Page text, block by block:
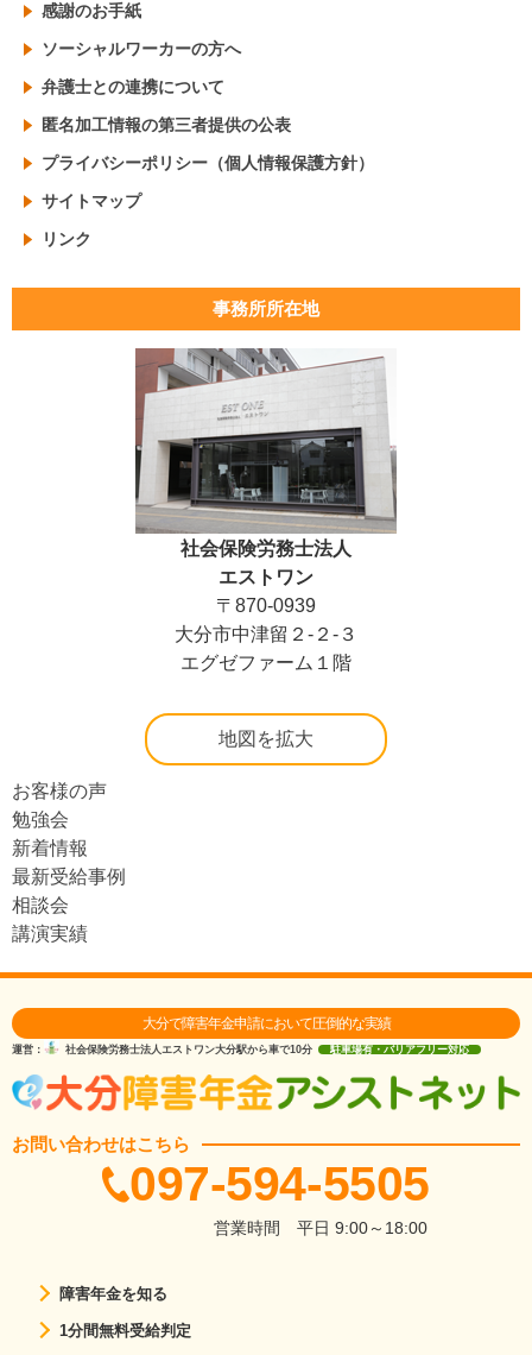
感謝のお手紙
ソーシャルワーカーの方へ
弁護士との連携について
匿名加工情報の第三者提供の公表
プライバシーポリシー（個人情報保護方針）
サイトマップ
リンク
事務所所在地
社会保険労務士法人
エストワン
〒870-0939
大分市中津留２-２-３
エグゼファーム１階
地図を拡大
お客様の声
勉強会
新着情報
最新受給事例
相談会
講演実績
大分で障害年金申請において圧倒的な実績
運営： 社会保険労務士法人エストワン大分駅から車で10分 駐車場有・バリアフリー対応
お問い合わせはこちら
097-594-5505
営業時間 平日 9:00～18:00
障害年金を知る
1分間無料受給判定